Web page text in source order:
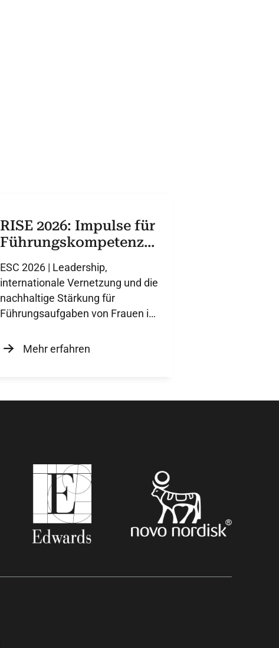
RISE 2026: Impulse für
Führungskompetenz
in der Kardiologie
ESC 2026 | Leadership,
internationale Vernetzung und die
nachhaltige Stärkung für
Führungsaufgaben von Frauen in
Wood.Mehr erfahren